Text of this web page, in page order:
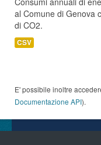
al Comune di Genova
di CO2.
CSV
E' possibile inoltre
Documentazione API).